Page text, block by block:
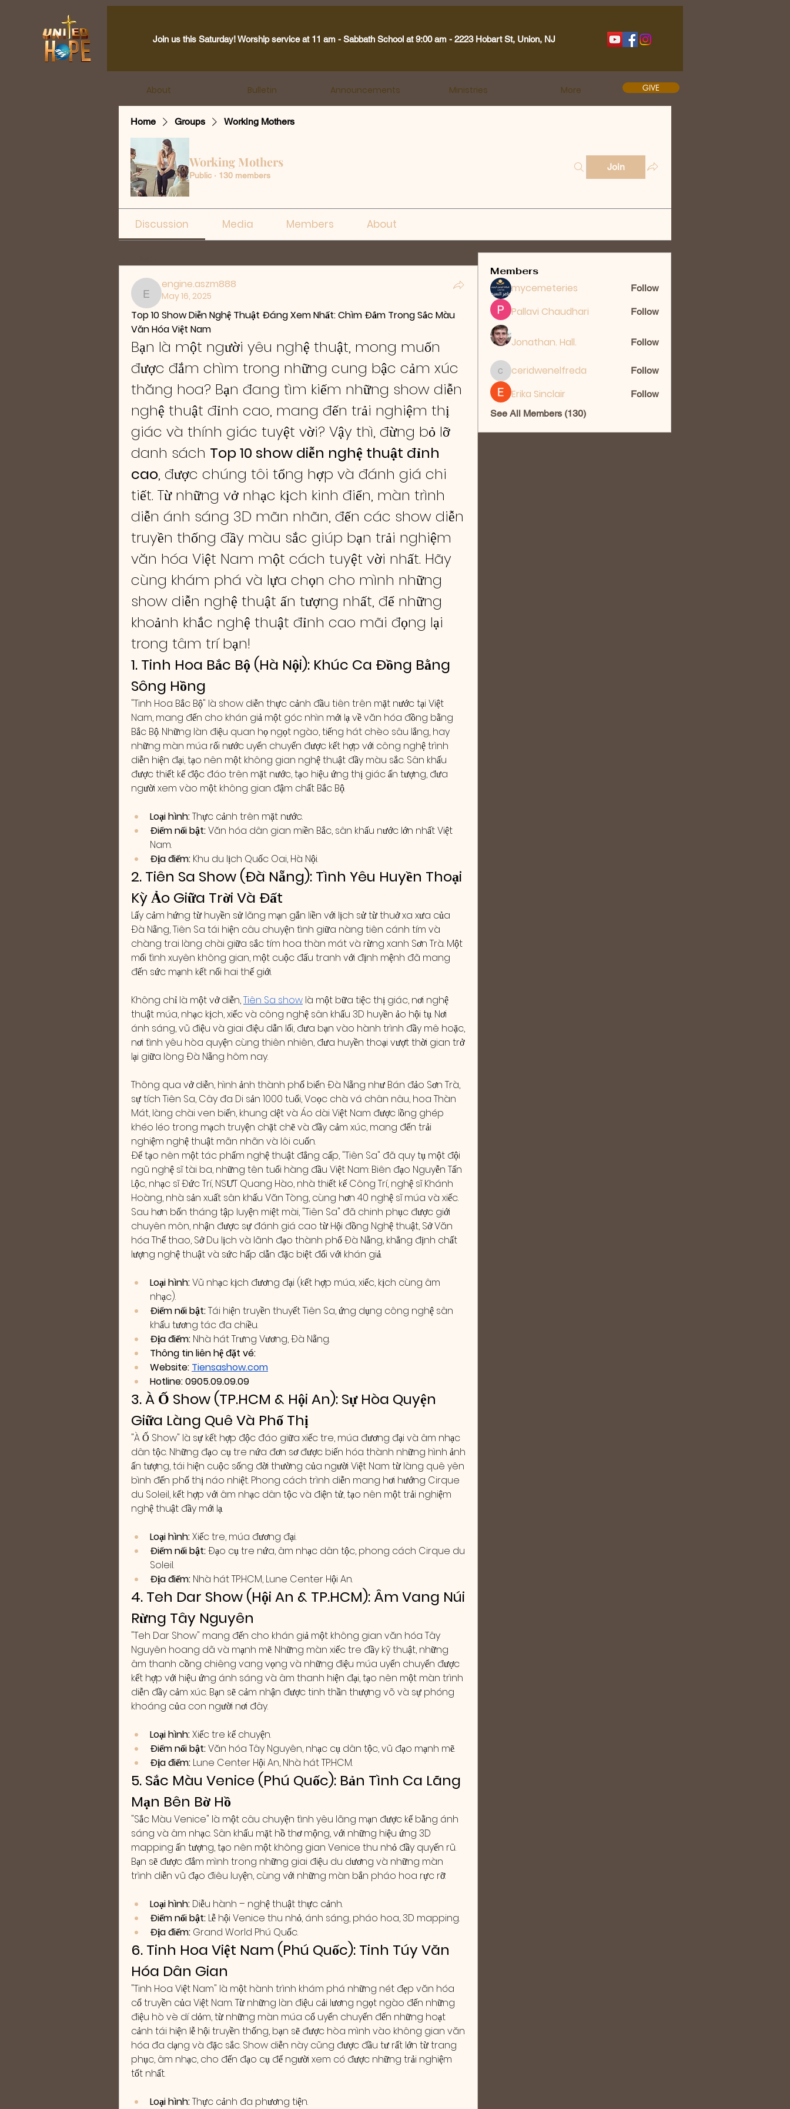
Join us this Saturday! Worship service at 11 am - Sabbath School at 9:00 am - 2223 Hobart St, Union, NJ
About Bulletin Announcements Ministries More GIVE
Home Groups Working Mothers
Working Mothers
Public · 130 members
Join
Discussion Media Members About
engine.aszm888
engine.aszm888
May 16, 2025
Top 10 Show Diễn Nghệ Thuật Đáng Xem Nhất: Chìm Đắm Trong Sắc Màu
Văn Hóa Việt Nam
Bạn là một người yêu nghệ thuật, mong muốn
được đắm chìm trong những cung bậc cảm xúc
thăng hoa? Bạn đang tìm kiếm những show diễn
nghệ thuật đỉnh cao, mang đến trải nghiệm thị
giác và thính giác tuyệt vời? Vậy thì, đừng bỏ lỡ
danh sách Top 10 show diễn nghệ thuật đỉnh
cao, được chúng tôi tổng hợp và đánh giá chi
tiết. Từ những vở nhạc kịch kinh điển, màn trình
diễn ánh sáng 3D mãn nhãn, đến các show diễn
truyền thống đầy màu sắc giúp bạn trải nghiệm
văn hóa Việt Nam một cách tuyệt vời nhất. Hãy
cùng khám phá và lựa chọn cho mình những
show diễn nghệ thuật ấn tượng nhất, để những
khoảnh khắc nghệ thuật đỉnh cao mãi đọng lại
trong tâm trí bạn!
1. Tinh Hoa Bắc Bộ (Hà Nội): Khúc Ca Đồng Bằng
Sông Hồng
"Tinh Hoa Bắc Bộ" là show diễn thực cảnh đầu tiên trên mặt nước tại Việt
Nam, mang đến cho khán giả một góc nhìn mới lạ về văn hóa đồng bằng
Bắc Bộ. Những làn điệu quan họ ngọt ngào, tiếng hát chèo sâu lắng, hay
những màn múa rối nước uyển chuyển được kết hợp với công nghệ trình
diễn hiện đại, tạo nên một không gian nghệ thuật đầy màu sắc. Sân khấu
được thiết kế độc đáo trên mặt nước, tạo hiệu ứng thị giác ấn tượng, đưa
người xem vào một không gian đậm chất Bắc Bộ.
Loại hình: Thực cảnh trên mặt nước.
Điểm nổi bật: Văn hóa dân gian miền Bắc, sân khấu nước lớn nhất Việt
Nam.
Địa điểm: Khu du lịch Quốc Oai, Hà Nội.
2. Tiên Sa Show (Đà Nẵng): Tình Yêu Huyền Thoại
Kỳ Ảo Giữa Trời Và Đất
Lấy cảm hứng từ huyền sử lãng mạn gắn liền với lịch sử từ thuở xa xưa của
Đà Nẵng, Tiên Sa tái hiện câu chuyện tình giữa nàng tiên cánh tím và
chàng trai làng chài giữa sắc tím hoa thàn mát và rừng xanh Sơn Trà. Một
mối tình xuyên không gian, một cuộc đấu tranh với định mệnh đã mang
đến sức mạnh kết nối hai thế giới.
Không chỉ là một vở diễn, Tiên Sa show là một bữa tiệc thị giác, nơi nghệ
thuật múa, nhạc kịch, xiếc và công nghệ sân khấu 3D huyền ảo hội tụ. Nơi
ánh sáng, vũ điệu và giai điệu dẫn lối, đưa bạn vào hành trình đầy mê hoặc,
nơi tình yêu hòa quyện cùng thiên nhiên, đưa huyền thoại vượt thời gian trở
lại giữa lòng Đà Nẵng hôm nay.
Thông qua vở diễn, hình ảnh thành phố biển Đà Nẵng như Bán đảo Sơn Trà,
sự tích Tiên Sa, Cây đa Di sản 1000 tuổi, Voọc chà vá chân nâu, hoa Thàn
Mát, làng chài ven biển, khung dệt và Áo dài Việt Nam được lồng ghép
khéo léo trong mạch truyện chặt chẽ và đầy cảm xúc, mang đến trải
nghiệm nghệ thuật mãn nhãn và lôi cuốn.
Để tạo nên một tác phẩm nghệ thuật đẳng cấp, "Tiên Sa" đã quy tụ một đội
ngũ nghệ sĩ tài ba, những tên tuổi hàng đầu Việt Nam: Biên đạo Nguyễn Tấn
Lộc, nhạc sĩ Đức Trí, NSƯT Quang Hào, nhà thiết kế Công Trí, nghệ sĩ Khánh
Hoàng, nhà sản xuất sân khấu Văn Tòng, cùng hơn 40 nghệ sĩ múa và xiếc.
Sau hơn bốn tháng tập luyện miệt mài, "Tiên Sa" đã chinh phục được giới
chuyên môn, nhận được sự đánh giá cao từ Hội đồng Nghệ thuật, Sở Văn
hóa Thể thao, Sở Du lịch và lãnh đạo thành phố Đà Nẵng, khẳng định chất
lượng nghệ thuật và sức hấp dẫn đặc biệt đối với khán giả.
Loại hình: Vũ nhạc kịch đương đại (kết hợp múa, xiếc, kịch cùng âm
nhạc).
Điểm nổi bật: Tái hiện truyền thuyết Tiên Sa, ứng dụng công nghệ sân
khấu tương tác đa chiều.
Địa điểm: Nhà hát Trưng Vương, Đà Nẵng.
Thông tin liên hệ đặt vé:
Website: Tiensashow.com
Hotline: 0905.09.09.09
3. À Ố Show (TP.HCM & Hội An): Sự Hòa Quyện
Giữa Làng Quê Và Phố Thị
"À Ố Show" là sự kết hợp độc đáo giữa xiếc tre, múa đương đại và âm nhạc
dân tộc. Những đạo cụ tre nứa đơn sơ được biến hóa thành những hình ảnh
ấn tượng, tái hiện cuộc sống đời thường của người Việt Nam từ làng quê yên
bình đến phố thị náo nhiệt. Phong cách trình diễn mang hơi hướng Cirque
du Soleil, kết hợp với âm nhạc dân tộc và điện tử, tạo nên một trải nghiệm
nghệ thuật đầy mới lạ.
Loại hình: Xiếc tre, múa đương đại.
Điểm nổi bật: Đạo cụ tre nứa, âm nhạc dân tộc, phong cách Cirque du
Soleil.
Địa điểm: Nhà hát TP.HCM, Lune Center Hội An.
4. Teh Dar Show (Hội An & TP.HCM): Âm Vang Núi
Rừng Tây Nguyên
"Teh Dar Show" mang đến cho khán giả một không gian văn hóa Tây
Nguyên hoang dã và mạnh mẽ. Những màn xiếc tre đầy kỹ thuật, những
âm thanh cồng chiêng vang vọng và những điệu múa uyển chuyển được
kết hợp với hiệu ứng ánh sáng và âm thanh hiện đại, tạo nên một màn trình
diễn đầy cảm xúc. Bạn sẽ cảm nhận được tinh thần thượng võ và sự phóng
khoáng của con người nơi đây.
Loại hình: Xiếc tre kể chuyện.
Điểm nổi bật: Văn hóa Tây Nguyên, nhạc cụ dân tộc, vũ đạo mạnh mẽ.
Địa điểm: Lune Center Hội An, Nhà hát TP.HCM.
5. Sắc Màu Venice (Phú Quốc): Bản Tình Ca Lãng
Mạn Bên Bờ Hồ
"Sắc Màu Venice" là một câu chuyện tình yêu lãng mạn được kể bằng ánh
sáng và âm nhạc. Sân khấu mặt hồ thơ mộng, với những hiệu ứng 3D
mapping ấn tượng, tạo nên một không gian Venice thu nhỏ đầy quyến rũ.
Bạn sẽ được đắm mình trong những giai điệu du dương và những màn
trình diễn vũ đạo điêu luyện, cùng với những màn bắn pháo hoa rực rỡ.
Loại hình: Diễu hành – nghệ thuật thực cảnh.
Điểm nổi bật: Lễ hội Venice thu nhỏ, ánh sáng, pháo hoa, 3D mapping.
Địa điểm: Grand World Phú Quốc.
6. Tinh Hoa Việt Nam (Phú Quốc): Tinh Túy Văn
Hóa Dân Gian
"Tinh Hoa Việt Nam" là một hành trình khám phá những nét đẹp văn hóa
cổ truyền của Việt Nam. Từ những làn điệu cải lương ngọt ngào đến những
điệu hò vè dí dỏm, từ những màn múa cổ uyển chuyển đến những hoạt
cảnh tái hiện lễ hội truyền thống, bạn sẽ được hòa mình vào không gian văn
hóa đa dạng và đặc sắc. Show diễn này cũng được đầu tư rất lớn từ trang
phục, âm nhạc, cho đến đạo cụ để người xem có được những trải nghiệm
tốt nhất.
Loại hình: Thực cảnh đa phương tiện.
Members
mycemeteries Follow
Pallavi Chaudhari Follow
Jonathan. Hall. Follow
ceridwenelfreda
ceridwenelfreda Follow
Erika Sinclair
Follow
See All Members (130)